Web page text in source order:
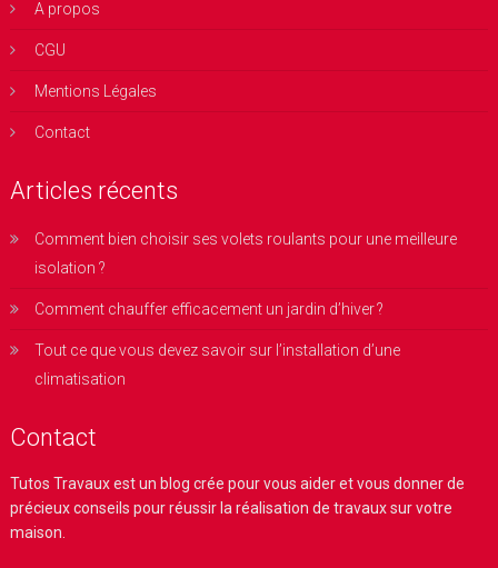
A propos
CGU
Mentions Légales
Contact
Articles récents
Comment bien choisir ses volets roulants pour une meilleure
isolation ?
Comment chauffer efficacement un jardin d’hiver ?
Tout ce que vous devez savoir sur l’installation d’une
climatisation
Contact
Tutos Travauxest un blog crée pour vous aider et vous donner de
précieux conseils pour réussir la réalisation de travaux sur votre
maison.